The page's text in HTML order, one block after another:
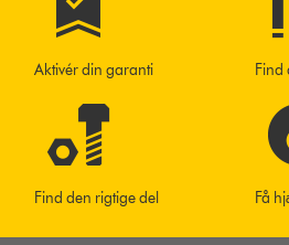
Aktivér din garanti Find
Find den rigtige del Få